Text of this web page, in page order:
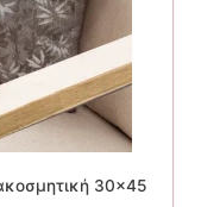
30×45